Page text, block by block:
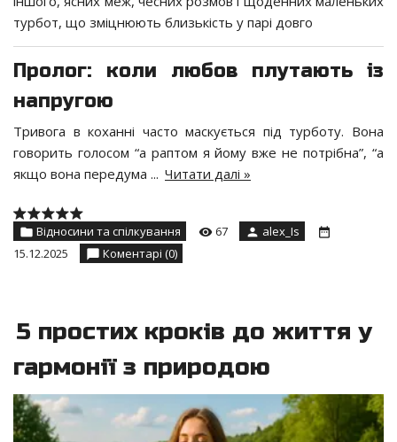
турбот, що зміцнюють близькість у парі довго
Пролог: коли любов плутають із
напругою
Тривога в коханні часто маскується під турботу. Вона
говорить голосом “а раптом я йому вже не потрібна”, “а
якщо вона передума ... Читати далі »
Відносини та спілкування 67
alex_Is
15.12.2025
Коментарі (0)
5 простих кроків до життя у
гармонії з природою